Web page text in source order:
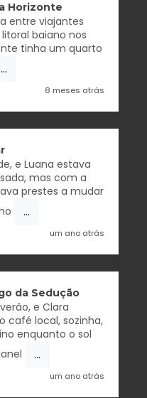
Horizonte
entre viajantes
baiano nos
tinha um quarto
...
8 meses atrás
e Luana estava
mas com a
prestes a mudar
...
um ano atrás
da Sedução
e Clara
café local, sozinha,
enquanto o sol
...
um ano atrás